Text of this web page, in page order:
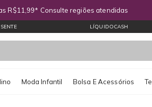
R$11,99* Consulte regiões atendidas
LÍQUIDOCASH
Bolsa E Acessórios
Moda Infantil